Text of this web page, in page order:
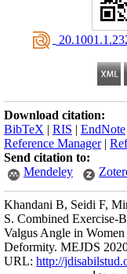
Download citation:
BibTeX | RIS | EndNote
Reference Manager|
Send citation to:
Mendeley
Khandani B, Seidi F,
S. Combined Exercise-
Valgus Angle in
Deformity. MEJDS
URL: http://